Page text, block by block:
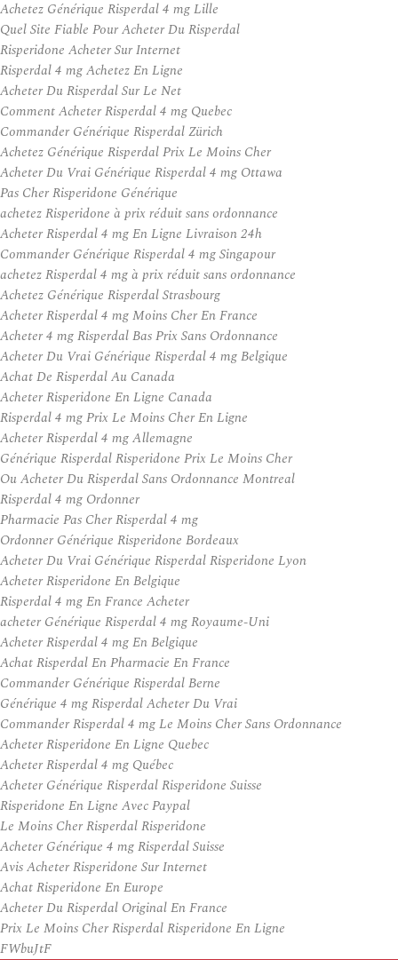
Achetez Générique Risperdal 4 mg Lille
Quel Site Fiable Pour Acheter Du Risperdal
Risperidone Acheter Sur Internet
Risperdal 4 mg Achetez En Ligne
Acheter Du Risperdal Sur Le Net
Comment Acheter Risperdal 4 mg Quebec
Commander Générique Risperdal Zürich
Achetez Générique Risperdal Prix Le Moins Cher
Acheter Du Vrai Générique Risperdal 4 mg Ottawa
Pas Cher Risperidone Générique
achetez Risperidone à prix réduit sans ordonnance
Acheter Risperdal 4 mg En Ligne Livraison 24h
Commander Générique Risperdal 4 mg Singapour
achetez Risperdal 4 mg à prix réduit sans ordonnance
Achetez Générique Risperdal Strasbourg
Acheter Risperdal 4 mg Moins Cher En France
Acheter 4 mg Risperdal Bas Prix Sans Ordonnance
Acheter Du Vrai Générique Risperdal 4 mg Belgique
Achat De Risperdal Au Canada
Acheter Risperidone En Ligne Canada
Risperdal 4 mg Prix Le Moins Cher En Ligne
Acheter Risperdal 4 mg Allemagne
Générique Risperdal Risperidone Prix Le Moins Cher
Ou Acheter Du Risperdal Sans Ordonnance Montreal
Risperdal 4 mg Ordonner
Pharmacie Pas Cher Risperdal 4 mg
Ordonner Générique Risperidone Bordeaux
Acheter Du Vrai Générique Risperdal Risperidone Lyon
Acheter Risperidone En Belgique
Risperdal 4 mg En France Acheter
acheter Générique Risperdal 4 mg Royaume-Uni
Acheter Risperdal 4 mg En Belgique
Achat Risperdal En Pharmacie En France
Commander Générique Risperdal Berne
Générique 4 mg Risperdal Acheter Du Vrai
Commander Risperdal 4 mg Le Moins Cher Sans Ordonnance
Acheter Risperidone En Ligne Quebec
Acheter Risperdal 4 mg Québec
Acheter Générique Risperdal Risperidone Suisse
Risperidone En Ligne Avec Paypal
Le Moins Cher Risperdal Risperidone
Acheter Générique 4 mg Risperdal Suisse
Avis Acheter Risperidone Sur Internet
Achat Risperidone En Europe
Acheter Du Risperdal Original En France
Prix Le Moins Cher Risperdal Risperidone En Ligne
FWbuJtF